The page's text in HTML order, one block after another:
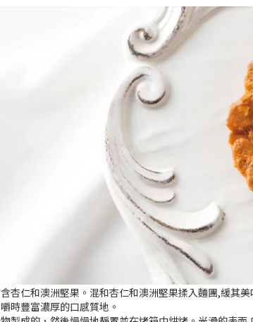
杏仁和澳洲堅果。混和杏仁和澳洲堅果揉入麵團,緩其美
時豐富濃厚的口感質地。